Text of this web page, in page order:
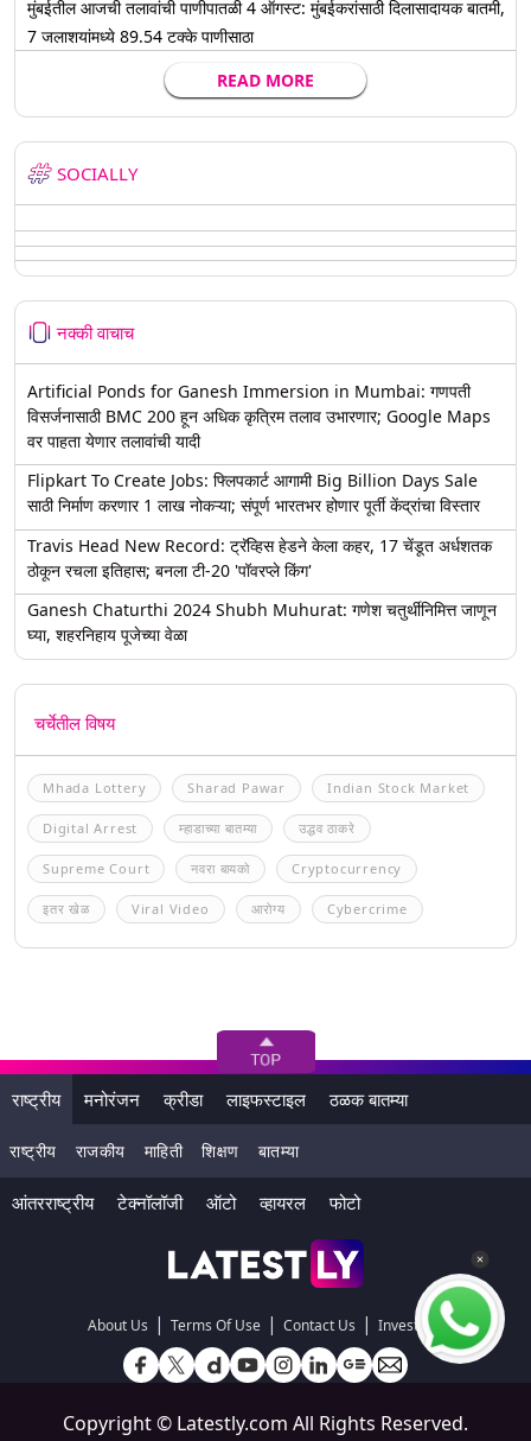
मुंबईतील आजची तलावांची पाणीपातळी 4 ऑगस्ट: मुंबईकरांसाठी दिलासादायक बातमी,
7 जलाशयांमध्ये 89.54 टक्के पाणीसाठा
READ MORE
SOCIALLY
नक्की वाचाच
Artificial Ponds for Ganesh Immersion in Mumbai: गणपती
विसर्जनासाठी BMC 200 हून अधिक कृत्रिम तलाव उभारणार; Google Maps
वर पाहता येणार तलावांची यादी
Flipkart To Create Jobs: फ्लिपकार्ट आगामी Big Billion Days Sale
साठी निर्माण करणार 1 लाख नोकऱ्या; संपूर्ण भारतभर होणार पूर्ती केंद्रांचा विस्तार
Travis Head New Record: ट्रॅव्हिस हेडने केला कहर, 17 चेंडूत अर्धशतक
ठोकून रचला इतिहास; बनला टी-20 'पॉवरप्ले किंग'
Ganesh Chaturthi 2024 Shubh Muhurat: गणेश चतुर्थीनिमित्त जाणून
घ्या, शहरनिहाय पूजेच्या वेळा
चर्चेतील विषय
Mhada Lottery Sharad Pawar Indian Stock Market
Digital Arrest म्हाडाच्या बातम्या उद्धव ठाकरे
Supreme Court नवरा बायको Cryptocurrency
इतर खेळ Viral Video आरोग्य Cybercrime
राष्ट्रीय मनोरंजन क्रीडा लाइफस्टाइल ठळक बातम्या
राष्ट्रीय राजकीय माहिती शिक्षण बातम्या
आंतरराष्ट्रीय टेक्नॉलॉजी ऑटो व्हायरल फोटो
About Us | Terms Of Use | Contact Us | Investors
Copyright © Latestly.com All Rights Reserved.